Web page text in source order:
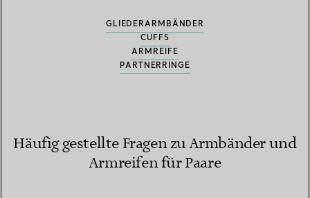
GLIEDERARMBÄNDER
CUFFS
ARMREIFE
PARTNERRINGE
Häufig gestellte Fragen zu Armbänder und
Armreifen für Paare